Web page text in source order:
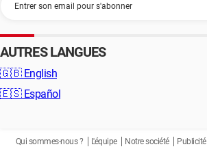
AUTRES LANGUES
🇬🇧 English
🇪🇸 Español
Qui sommes-nous ? L'équipe Notre société Publicité